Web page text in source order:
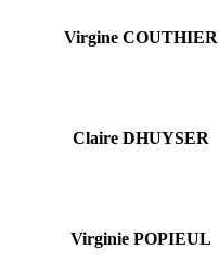
Virgine COUTHIER
Claire DHUYSER
Virginie POPIEUL